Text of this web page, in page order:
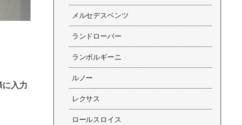
入力
メルセデスベンツ
ランドローバー
ランボルギーニ
ルノー
レクサス
ロールスロイス